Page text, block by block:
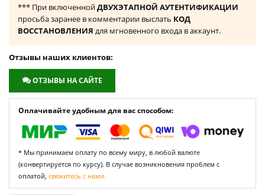
*** При включеннойДВУХЭТАПНОЙ АУТЕНТИФИКАЦИИ
просьба заранее в комментарии выслать КОД
ВОССТАНОВЛЕНИЯ для мгновенного входа в аккаунт.
Отзывы наших клиентов:
ОТЗЫВЫ НА САЙТЕ
Оплачивайте удобным для вас способом:
* Мы принимаем оплату по всему миру, в любой валюте
(конвертируется по курсу). В случае возникновения проблем с
оплатой, свяжитесь с нами.